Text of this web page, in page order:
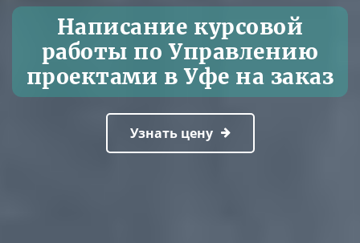
Написание курсовой
работы по Управлению
проектами в Уфе на заказ
Узнать цену